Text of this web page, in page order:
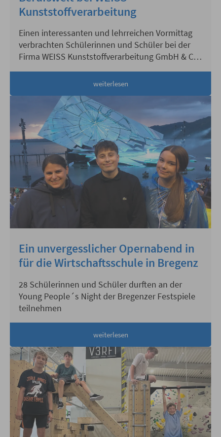
Kunststoffverarbeitung
Einen interessanten und lehrreichen Vormittag
verbrachten Schülerinnen und Schüler bei der
Firma WEISS Kunststoffverarbeitung GmbH & Co.
KG
weiterlesen
Ein unvergesslicher Opernabend in
für die Wirtschaftsschule in Bregenz
28 Schülerinnen und Schüler durften an der
Young People´s Night der Bregenzer Festspiele
teilnehmen
weiterlesen